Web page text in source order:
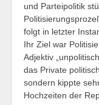
und Parteipolitik
folgt in letzter
Ihr Ziel war
Adjektiv
das Private
sondern kippte
Hochzeiten der